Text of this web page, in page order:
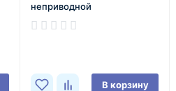
неприводной
самоцентрирующийся
Stalex РМС-1250
В корзину